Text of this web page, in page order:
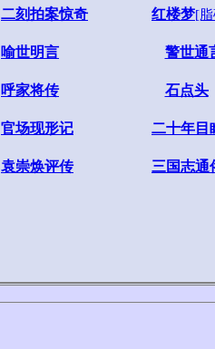
二刻拍案惊奇 红楼梦[
喻世明言 警世通
呼家将传 石点头
官场现形记 二十年目
袁崇焕评传 三国志通